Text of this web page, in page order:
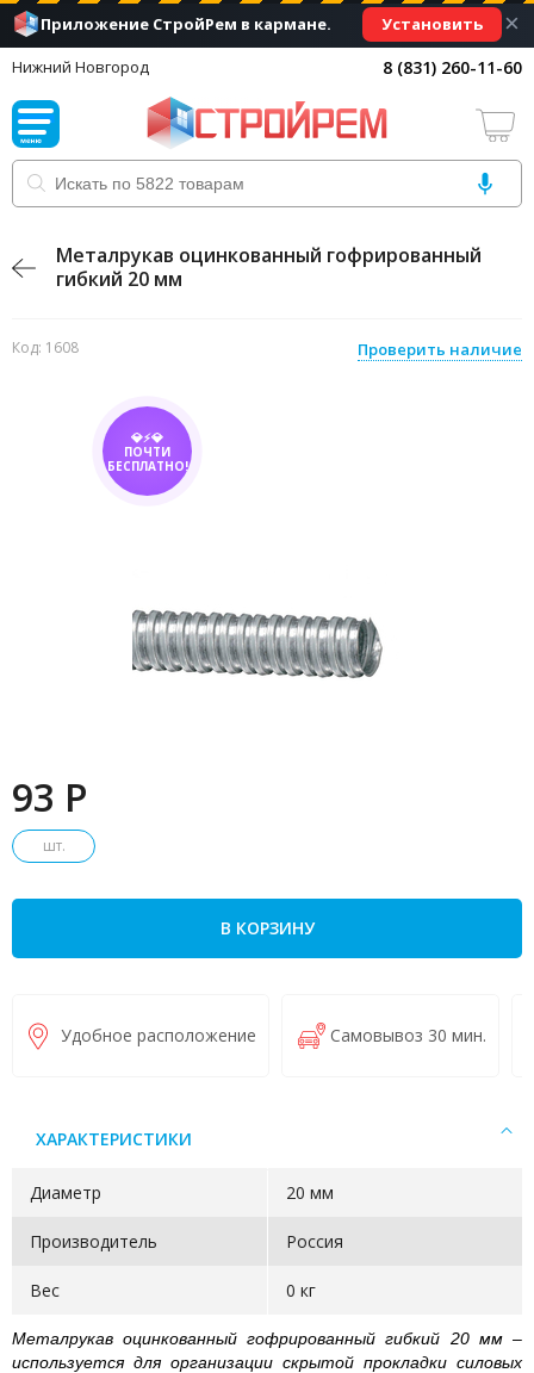
Приложение СтройРем в кармане. Установить ×
Нижний Новгород 8 (831) 260-11-60
Металрукав оцинкованный гофрированный
гибкий 20 мм
Код: 1608 Проверить наличие
💎⚡💎
ПОЧТИ
БЕСПЛАТНО!
93 P
шт.
В КОРЗИНУ
Удобное расположение Самовывоз 30 мин.
ХАРАКТЕРИСТИКИ
Диаметр 20 мм
Производитель Россия
Вес 0 кг
Металрукав оцинкованный гофрированный гибкий 20 мм –
используется для организации скрытой прокладки силовых